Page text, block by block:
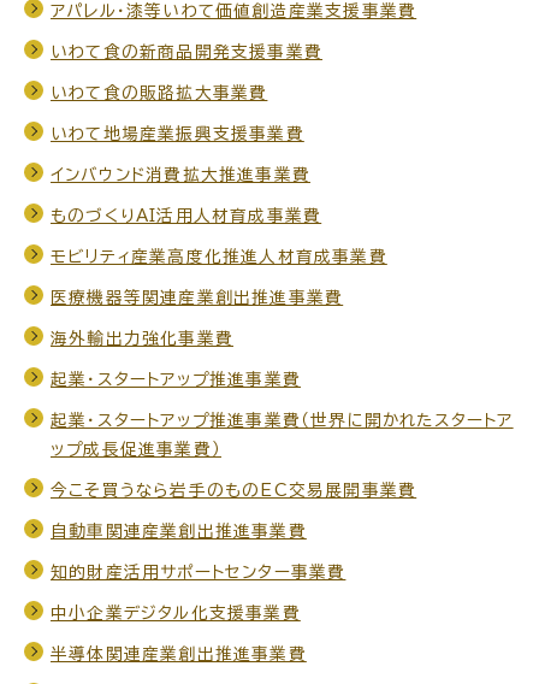
アパレル・漆等いわて価値創造産業支援事業費
いわて食の新商品開発支援事業費
いわて食の販路拡大事業費
いわて地場産業振興支援事業費
インバウンド消費拡大推進事業費
ものづくりAI活用人材育成事業費
モビリティ産業高度化推進人材育成事業費
医療機器等関連産業創出推進事業費
海外輸出力強化事業費
起業・スタートアップ推進事業費
起業・スタートアップ推進事業費（世界に開かれたスタートア
ップ成長促進事業費）
今こそ買うなら岩手のものEC交易展開事業費
自動車関連産業創出推進事業費
知的財産活用サポートセンター事業費
中小企業デジタル化支援事業費
半導体関連産業創出推進事業費